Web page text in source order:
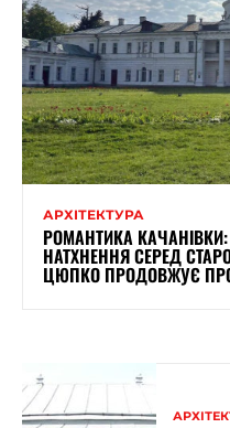
АРХІТЕКТУРА
РОМАНТИКА
НАТХНЕННЯ СЕРЕД
ЦЮПКО ПРОДОВЖУЄ